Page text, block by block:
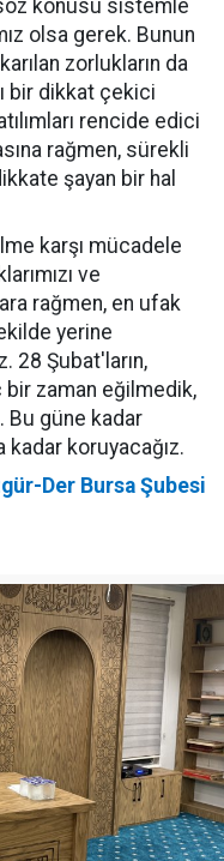
konusu sistemle
olsa gerek. Bunun
zorlukların da
bir dikkat çekici
rencide edici
rağmen, sürekli
şayan bir hal
karşı mücadele
ve
rağmen, en ufak
yerine
28 Şubat'ların,
bir zaman eğilmedik,
Bu güne kadar
kadar koruyacağız.
Der Bursa Şubesi